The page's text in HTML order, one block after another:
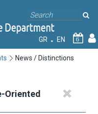
GR EN 6
News / Distinctions
Oriented